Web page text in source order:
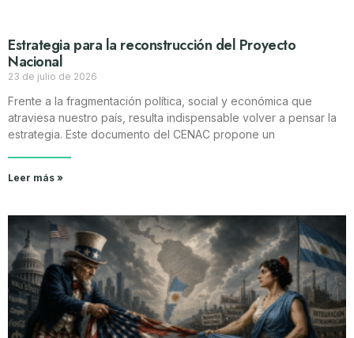
Estrategia para la reconstrucción del Proyecto
Nacional
23 de julio de 2026
Frente a la fragmentación política, social y económica que
atraviesa nuestro país, resulta indispensable volver a pensar la
estrategia. Este documento del CENAC propone un
Leer más »